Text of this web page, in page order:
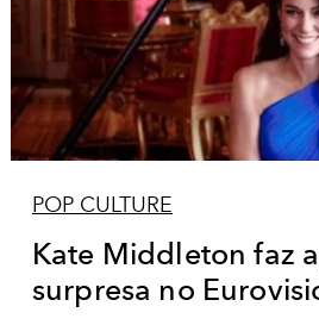
POP CULTURE
Kate Middleton faz
surpresa no